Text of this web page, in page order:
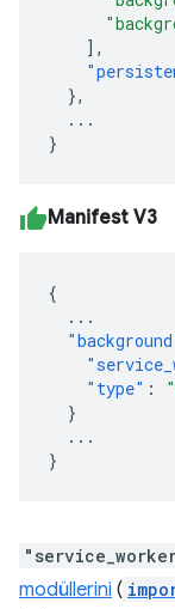
],
},
...
}
Manifest V3
{
...
"type" :
}
...
}
modüllerini (